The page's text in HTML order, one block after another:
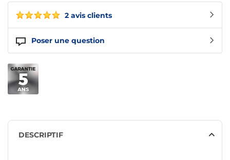
2 avis clients
Poser une question
DESCRIPTIF